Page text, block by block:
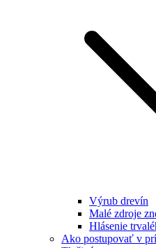
Výrub drevín
Malé zdroje
Hlásenie
Ako postupovať v